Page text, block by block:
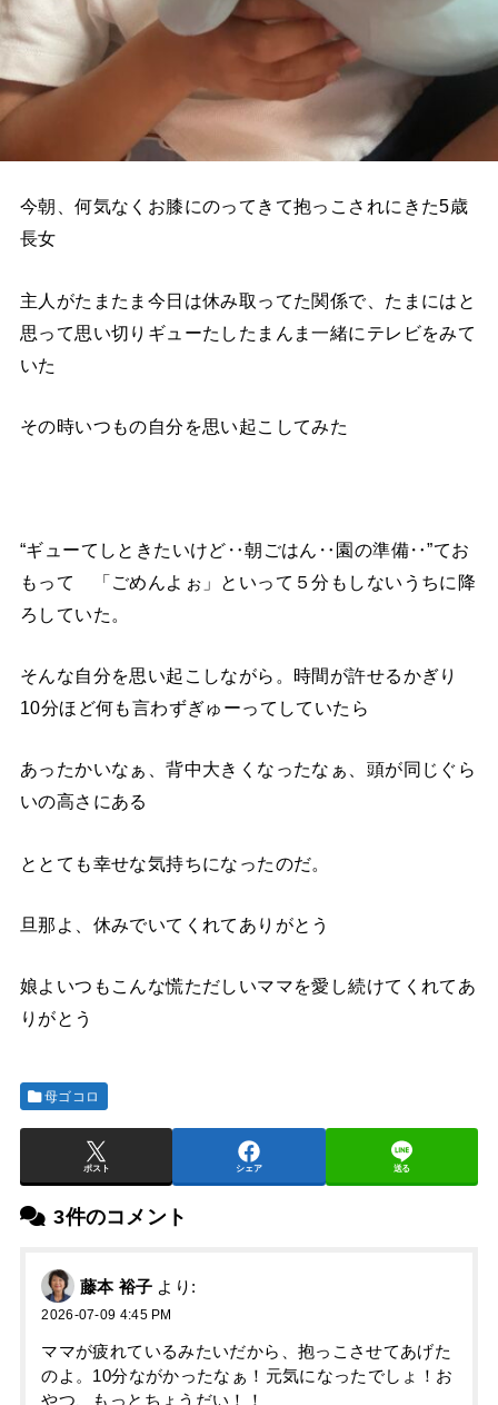
今朝、何気なくお膝にのってきて抱っこされにきた5歳
長女
主人がたまたま今日は休み取ってた関係で、たまにはと
思って思い切りギューたしたまんま一緒にテレビをみて
いた
その時いつもの自分を思い起こしてみた
“ギューてしときたいけど‥朝ごはん‥園の準備‥”てお
もって 「ごめんよぉ」といって５分もしないうちに降
ろしていた。
そんな自分を思い起こしながら。時間が許せるかぎり
10分ほど何も言わずぎゅーってしていたら
あったかいなぁ、背中大きくなったなぁ、頭が同じぐら
いの高さにある
ととても幸せな気持ちになったのだ。
旦那よ、休みでいてくれてありがとう
娘よいつもこんな慌ただしいママを愛し続けてくれてあ
りがとう
母ゴコロ
ポスト シェア 送る
3件のコメント
藤本 裕子 より:
2026-07-09 4:45 PM
ママが疲れているみたいだから、抱っこさせてあげた
のよ。10分ながかったなぁ！元気になったでしょ！お
やつ、もっとちょうだい！！